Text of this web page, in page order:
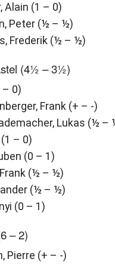
Alain (1 – 0)
Peter (½ – ½)
Frederik (½ – ½)
(4½ – 3½)
– 0)
Frank (+ – -)
Lukas (½ –
– 0)
(0 – 1)
(½ – ½)
(½ – ½)
(0 – 1)
– 2)
Pierre (+ – -)